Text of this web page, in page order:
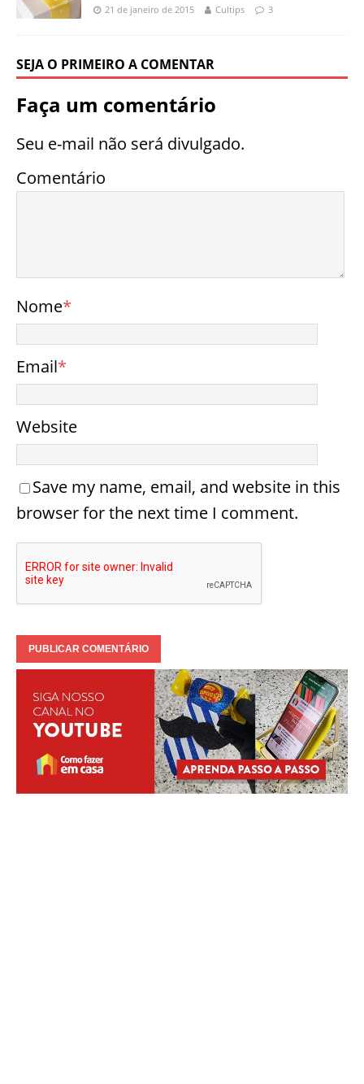
21 de janeiro de 2015 Cultips 3
SEJA O PRIMEIRO A COMENTAR
Faça um comentário
Seu e-mail não será divulgado.
Comentário
Nome*
Email*
Website
Save my name, email, and website in this
browser for the next time I comment.